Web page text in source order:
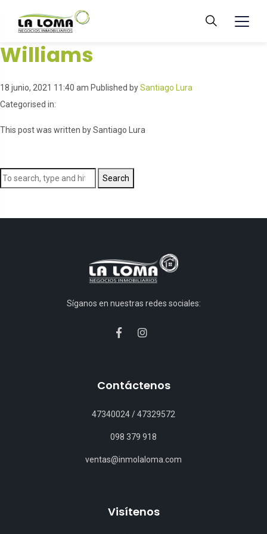
Williams
18 junio, 2021 11:40 am Published bySantiago Lura
Categorised in:
This post was written by Santiago Lura
Search
Síganos en nuestras redes sociales:
Contáctenos
47340024/47329572
098 379 918
ventas@inmolaloma.com
Visítenos